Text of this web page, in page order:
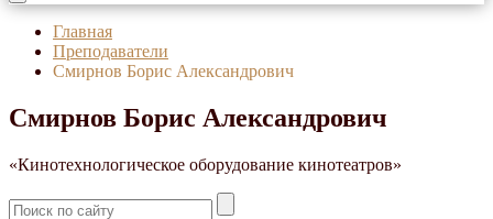
Главная
Преподаватели
Смирнов Борис Александрович
Смирнов Борис Александрович
«Кинотехнологическое оборудование кинотеатров»